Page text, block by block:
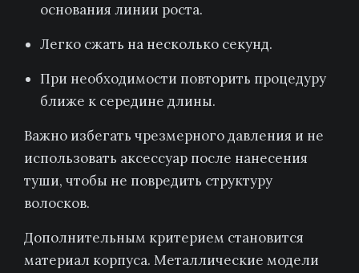
основания линии роста.
Легко сжать на несколько секунд.
При необходимости повторить процедуру
ближе к середине длины.
Важно избегать чрезмерного давления и не
использовать аксессуар после нанесения
туши, чтобы не повредить структуру
волосков.
Дополнительным критерием становится
материал корпуса. Металлические модели